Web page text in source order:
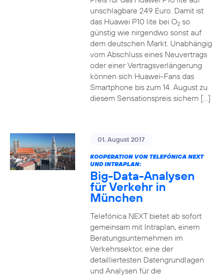
unschlagbare 249 Euro. Damit ist
das Huawei P10 lite bei O2so
günstig wie nirgendwo sonst auf
dem deutschen Markt. Unabhängig
vom Abschluss eines Neuvertrags
oder einer Vertragsverlängerung
können sich Huawei-Fans das
Smartphone bis zum 14. August zu
diesem Sensationspreis sichern […]
01. August 2017
KOOPERATION VON TELEFÓNICA NEXT
UND INTRAPLAN:
Big-Data-Analysen
für Verkehr in
München
Telefónica NEXT bietet ab sofort
gemeinsam mit Intraplan, einem
Beratungsunternehmen im
Verkehrssektor, eine der
detailliertesten Datengrundlagen
und Analysen für die